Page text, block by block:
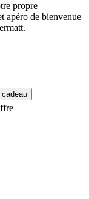
propre
apéro de bienvenue